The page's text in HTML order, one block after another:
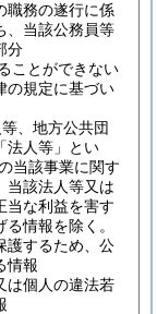
職務の遂行に係
、当該公務員等
分
ことができない
の規定に基づい
、地方公共団
法人等」とい
当該事業に関す
当該法人等又は
当な利益を害す
情報を除く。
護するため、公
情報
は個人の違法若